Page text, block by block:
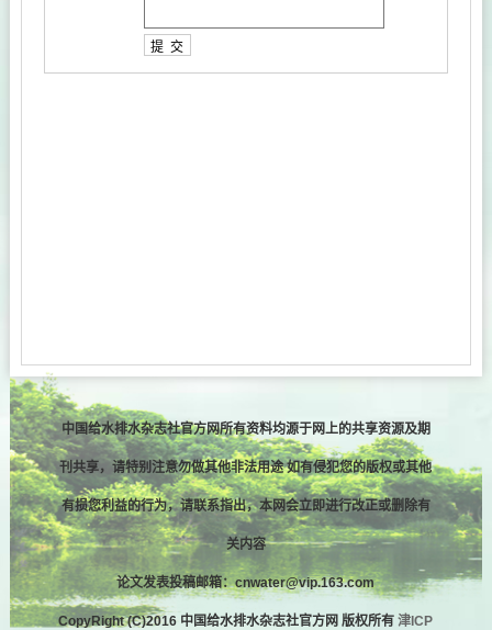
中国给水排水杂志社官方网所有资料均源于网上的共享资源及期
刊共享，请特别注意勿做其他非法用途 如有侵犯您的版权或其他
有损您利益的行为，请联系指出，本网会立即进行改正或删除有
关内容
论文发表投稿邮箱：cnwater@vip.163.com
CopyRight (C)2016 中国给水排水杂志社官方网 版权所有津ICP